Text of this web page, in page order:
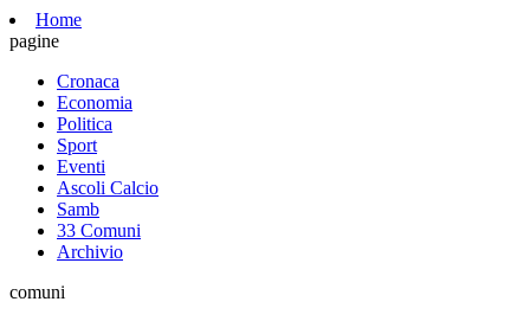
Home
pagine
Cronaca
Economia
Politica
Sport
Eventi
Ascoli Calcio
Samb
33 Comuni
Archivio
comuni